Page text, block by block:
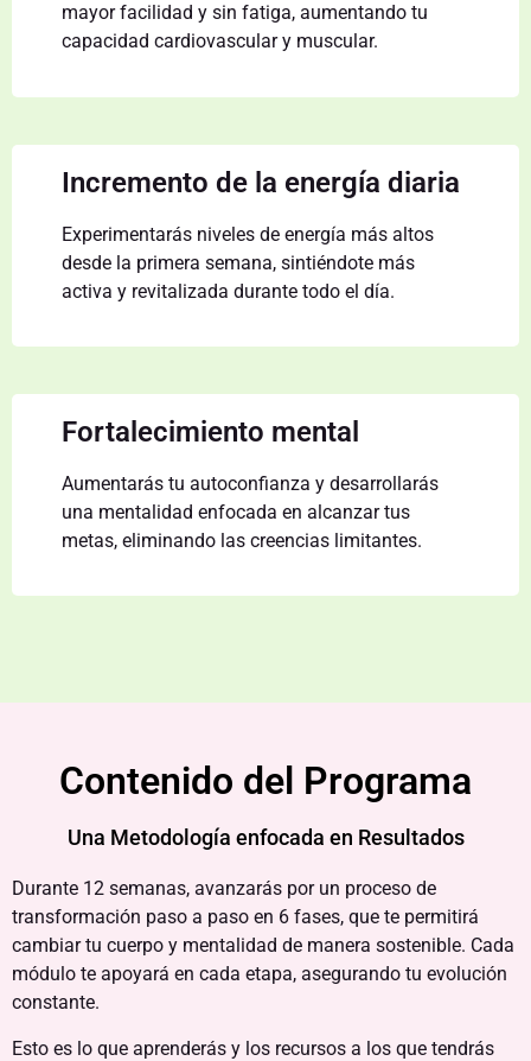
mayor facilidad y sin fatiga, aumentando tu
capacidad cardiovascular y muscular.
Incremento de la energía diaria
Experimentarás niveles de energía más altos
desde la primera semana, sintiéndote más
activa y revitalizada durante todo el día.
Fortalecimiento mental
Aumentarás tu autoconfianza y desarrollarás
una mentalidad enfocada en alcanzar tus
metas, eliminando las creencias limitantes.
Contenido del Programa
Una Metodología enfocada en Resultados
Durante 12 semanas, avanzarás por un proceso de
transformación paso a paso en 6 fases, que te permitirá
cambiar tu cuerpo y mentalidad de manera sostenible. Cada
módulo te apoyará en cada etapa, asegurando tu evolución
constante.
Esto es lo que aprenderás y los recursos a los que tendrás